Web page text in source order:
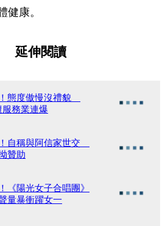
康。
延伸閱讀
態度傲慢沒禮貌
務業連爆
自稱與阿信家世交
贊助
《陽光女子合唱團》
量暴衝躍女一